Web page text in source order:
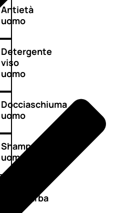
Antietà
uomo
Detergente
viso
uomo
Docciaschiuma
uomo
Shampoo
uomo
Dopobarba